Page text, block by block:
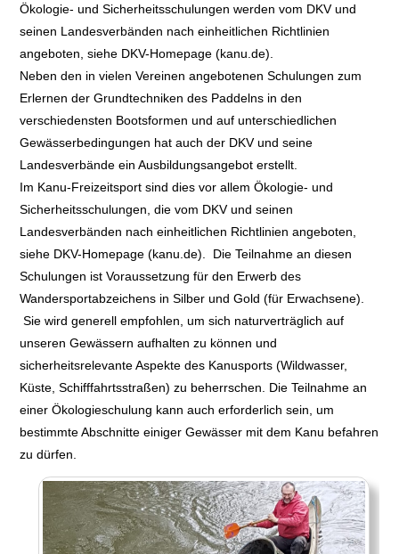
Ökologie- und Sicherheitsschulungen werden vom DKV und
seinen Landesverbänden nach einheitlichen Richtlinien
angeboten, siehe DKV-Homepage (kanu.de).
Neben den in vielen Vereinen angebotenen Schulungen zum
Erlernen der Grundtechniken des Paddelns in den
verschiedensten Bootsformen und auf unterschiedlichen
Gewässerbedingungen hat auch der DKV und seine
Landesverbände ein Ausbildungsangebot erstellt.
Im Kanu-Freizeitsport sind dies vor allem Ökologie- und
Sicherheitsschulungen, die vom DKV und seinen
Landesverbänden nach einheitlichen Richtlinien angeboten,
siehe DKV-Homepage (kanu.de). Die Teilnahme an diesen
Schulungen ist Voraussetzung für den Erwerb des
Wandersportabzeichens in Silber und Gold (für Erwachsene).
Sie wird generell empfohlen, um sich naturverträglich auf
unseren Gewässern aufhalten zu können und
sicherheitsrelevante Aspekte des Kanusports (Wildwasser,
Küste, Schifffahrtsstraßen) zu beherrschen. Die Teilnahme an
einer Ökologieschulung kann auch erforderlich sein, um
bestimmte Abschnitte einiger Gewässer mit dem Kanu befahren
zu dürfen.